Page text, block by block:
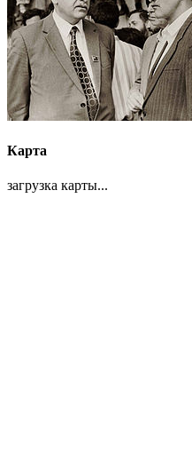
Карта
загрузка карты...